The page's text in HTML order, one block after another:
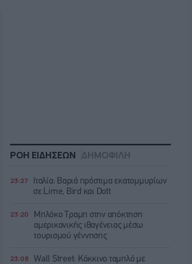
ΡΟΗ ΕΙΔΗΣΕΩΝ ΔΗΜΟΦΙΛΗ
23:27
Ιταλία: Βαριά πρόστιμα εκατομμυρίων
σε Lime, Bird και Dott
23:20
Μπλόκο Τραμπ στην απόκτηση
αμερικανικής ιθαγένειας μέσω
τουρισμού γέννησης
23:08
Wall Street: Κόκκινο ταμπλό με